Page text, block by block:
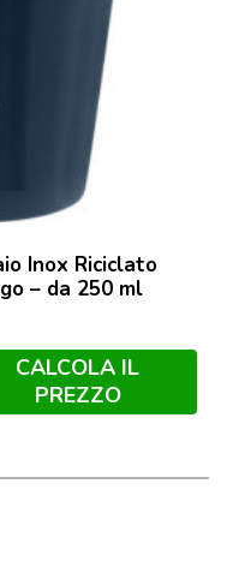
Inox Riciclato
– da 250 ml
CALCOLA IL
PREZZO